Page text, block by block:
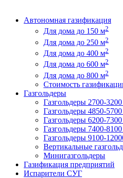
Автономная газификация
Для дома до 150 м2
Для дома до 250 м2
Для дома до 400 м2
Для дома до 600 м2
Для дома до 800 м2
Стоимость
Газгольдеры
Газгольдеры 2700-
Газгольдеры 4850-
Газгольдеры 6200-
Газгольдеры 7400-
Газгольдеры 9100-
Вертикальные
Минигазгольдеры
Газификация предприятий
Испарители СУГ